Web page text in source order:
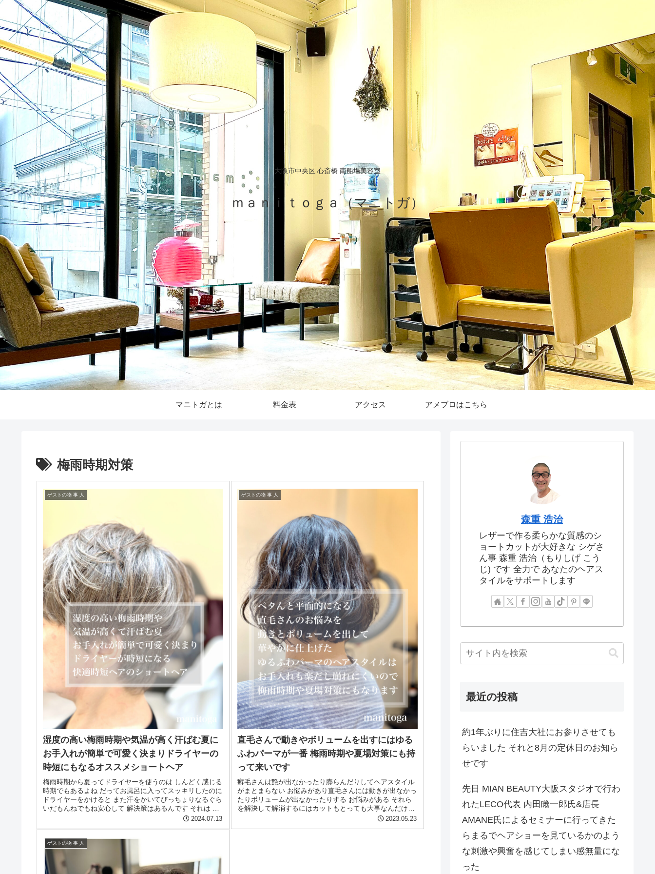
大阪市中央区 心斎橋 南船場美容室
ｍａｎｉｔｏｇａ（マニトガ）
マニトガとは 料金表 アクセス アメブロはこちら
梅雨時期対策
ゲストの物 事 人
湿度の高い梅雨時期や気温が高く汗ばむ夏に
お手入れが簡単で可愛く決まりドライヤーの
時短にもなるオススメショートヘア
梅雨時期から夏ってドライヤーを使うのは しんどく感じる
時期でもあるよね だってお風呂に入ってスッキリしたのに
ドライヤーをかけると また汗をかいてびっちょりなるぐら
いだもんねでもね安心して 解決策はあるんです それは い
2024.07.13
ゲストの物 事 人
直毛さんで動きやボリュームを出すにはゆる
ふわパーマが一番 梅雨時期や夏場対策にも持
って来いです
癖毛さんは艶が出なかったり膨らんだりしてヘアスタイル
がまとまらない お悩みがあり直毛さんには動きが出なかっ
たりボリュームが出なかったりする お悩みがある それら
を解決して解消するにはカットもとっても大事なんだけど
2023.05.23
ゲストの物 事 人
森重 浩治
レザーで作る柔らかな質感のシ
ョートカットが大好きな シゲさ
ん事 森重 浩治（もりしげ こう
じ) です 全力で あなたのヘアス
タイルをサポートします
最近の投稿
約1年ぶりに住吉大社にお参りさせても
らいました それと8月の定休日のお知ら
せです
先日 MIAN BEAUTY大阪スタジオで行わ
れたLECO代表 内田睠一郎氏&店長
AMANE氏によるセミナーに行ってきた
らまるでヘアショーを見ているかのよう
な刺激や興奮を感じてしまい感無量にな
った